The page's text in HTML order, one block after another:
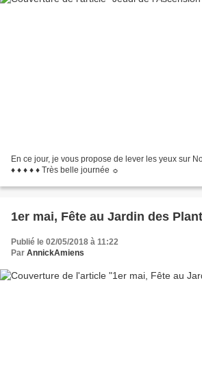
En ce jour, je vous propose de lever les yeux sur
♦ ♦ ♦ ♦ ♦ Très belle journée ☼
1er mai, Fête au Jardin des
Publié le 02/05/2018 à 11:22
Par AnnickAmiens